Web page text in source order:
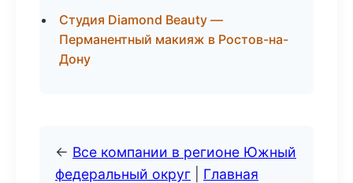
Студия Diamond Beauty —
Перманентный макияж в Ростов-на-
Дону
← Все компании в регионе Южный
федеральный округ
Главная